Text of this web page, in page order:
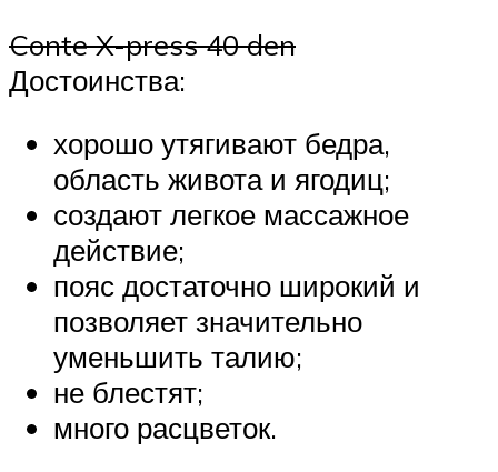
Conte X-press 40 den
Достоинства:
хорошо утягивают бедра,
область живота и ягодиц;
создают легкое массажное
действие;
пояс достаточно широкий и
позволяет значительно
уменьшить талию;
не блестят;
много расцветок.